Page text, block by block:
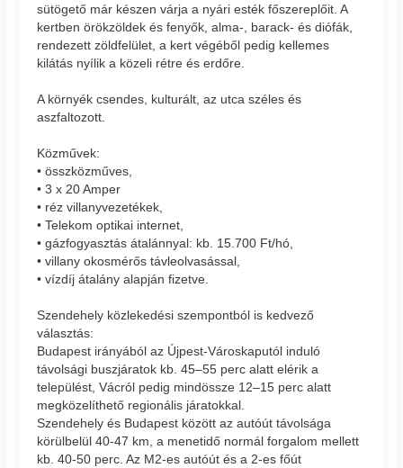
sütögető már készen várja a nyári esték főszereplőit. A
kertben örökzöldek és fenyők, alma-, barack- és diófák,
rendezett zöldfelület, a kert végéből pedig kellemes
kilátás nyílik a közeli rétre és erdőre.
A környék csendes, kulturált, az utca széles és
aszfaltozott.
Közművek:
• összközműves,
• 3 x 20 Amper
• réz villanyvezetékek,
• Telekom optikai internet,
• gázfogyasztás átalánnyal: kb. 15.700 Ft/hó,
• villany okosmérős távleolvasással,
• vízdíj átalány alapján fizetve.
Szendehely közlekedési szempontból is kedvező
választás:
Budapest irányából az Újpest-Városkaputól induló
távolsági buszjáratok kb. 45–55 perc alatt elérik a
települést, Vácról pedig mindössze 12–15 perc alatt
megközelíthető regionális járatokkal.
Szendehely és Budapest között az autóút távolsága
körülbelül 40-47 km, a menetidő normál forgalom mellett
kb. 40-50 perc. Az M2-es autóút és a 2-es főút